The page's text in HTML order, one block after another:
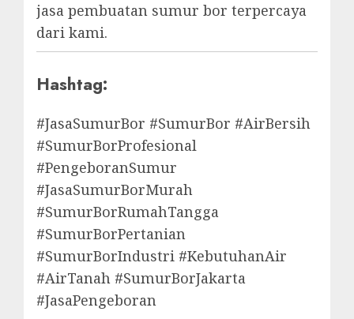
jasa pembuatan sumur bor terpercaya
dari kami.
Hashtag:
#JasaSumurBor #SumurBor #AirBersih
#SumurBorProfesional
#PengeboranSumur
#JasaSumurBorMurah
#SumurBorRumahTangga
#SumurBorPertanian
#SumurBorIndustri #KebutuhanAir
#AirTanah #SumurBorJakarta
#JasaPengeboran